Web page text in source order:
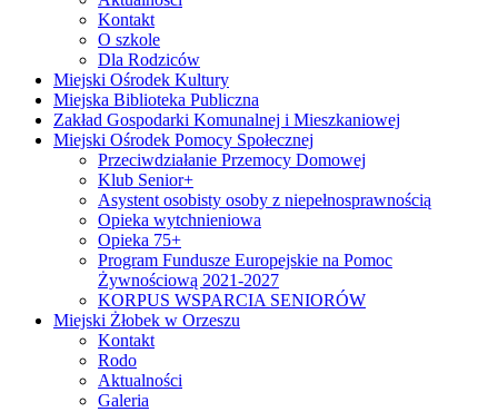
Kontakt
O szkole
Dla Rodziców
Miejski Ośrodek Kultury
Miejska Biblioteka Publiczna
Zakład Gospodarki Komunalnej i Mieszkaniowej
Miejski Ośrodek Pomocy Społecznej
Przeciwdziałanie Przemocy Domowej
Klub Senior+
Asystent osobisty osoby z niepełnosprawnością
Opieka wytchnieniowa
Opieka 75+
Program Fundusze Europejskie na Pomoc
Żywnościową 2021-2027
KORPUS WSPARCIA SENIORÓW
Miejski Żłobek w Orzeszu
Kontakt
Rodo
Aktualności
Galeria